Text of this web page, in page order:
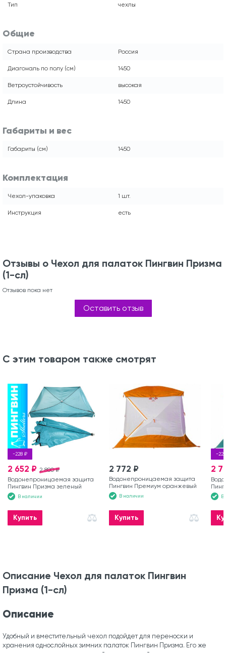
Тип чехлы
Общие
Страна производства Россия
Диагональ по полу (см) 1450
Ветроустойчивость высокая
Длина 1450
Габариты и вес
Габариты (см) 1450
Комплектация
Чехол-упаковка 1 шт.
Инструкция есть
Отзывы о Чехол для палаток Пингвин Призма
(1-сл)
Отзывов пока нет
Оставить отзыв
С этим товаром также смотрят
-228 ₽
2 880 ₽
2 652 ₽
Водонепроницаемая защита
Пингвин Призма зеленый
В наличии
Купить
2 772 ₽
Водонепроницаемая защита
Пингвин Премиум оранжевый
В наличии
Купить
-
2
В
Описание Чехол для палаток Пингвин
Призма (1-сл)
Описание
Удобный и вместительный чехол подойдет для переноски и
хранения однослойных зимних палаток Пингвин Призма. Его же